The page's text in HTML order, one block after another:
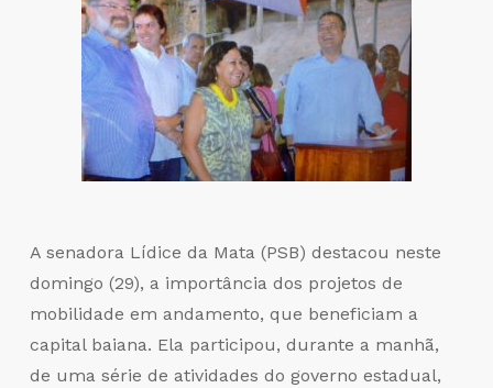
A senadora Lídice da Mata (PSB) destacou neste
domingo (29), a importância dos projetos de
mobilidade em andamento, que beneficiam a
capital baiana. Ela participou, durante a manhã,
de uma série de atividades do governo estadual,